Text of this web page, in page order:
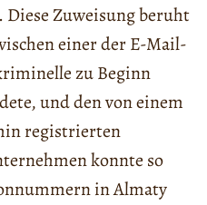
Zuweisung beruht
einer der E-Mail-
zu Beginn
und den von einem
registrierten
konnte so
in Almaty